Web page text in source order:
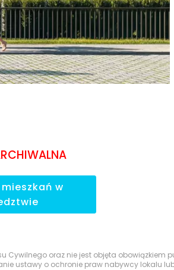
mieszkań w
Cywilnego oraz nie jest objęta obowiązkiem
ustawy o ochronie praw nabywcy lokalu